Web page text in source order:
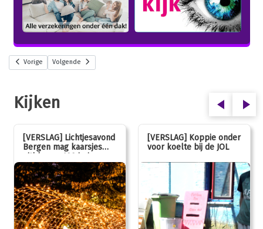
Vorige Volgende
Kijken
[VERSLAG] Lichtjesavond
Bergen mag kaarsjes
uitblazen: 100 jarig
jubileum!
[VERSLAG] Koppie onder
voor koelte bij de JOL